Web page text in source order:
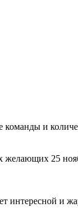
и
желающих 25
интересной и